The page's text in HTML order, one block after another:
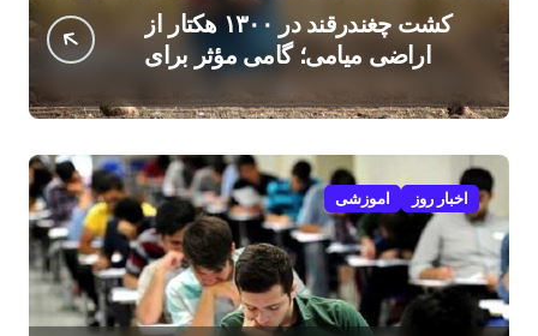
کشت چغندرقند در ۱۳۰۰ هکتار از
اراضی میامی؛ گامی مؤثر برای
افزایش درآمد کشاورزان
اخبار روز اموزشی